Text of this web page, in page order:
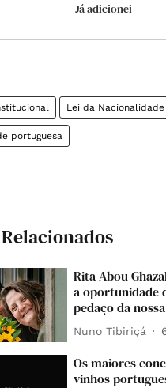
Já adicionei
Lei da Nacionalidade
portuguesa
Rita Abou
a oportunidade
pedaço da
Nuno Tibiriçá
Os maiores
vinhos